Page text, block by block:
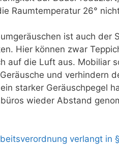
Raumtemperatur 26°
ist auch der
Hier können zwar
auf die Luft aus. Mobiliar
und verhindern
starker Geräuschpegel
wieder Abstand
verlangt in